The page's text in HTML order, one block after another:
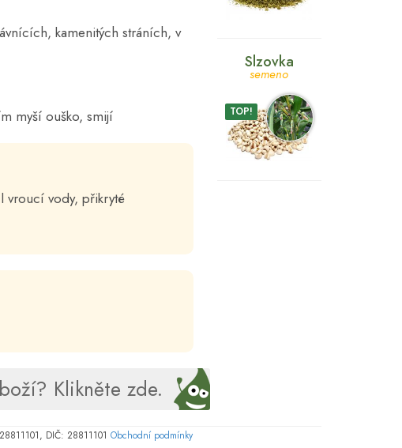
kamenitých stráních, v
myší ouško, smijí
vroucí vody, přikryté
Slzovka
semeno
TOP!
Klikněte zde.
DIČ: 28811101 Obchodní podmínky